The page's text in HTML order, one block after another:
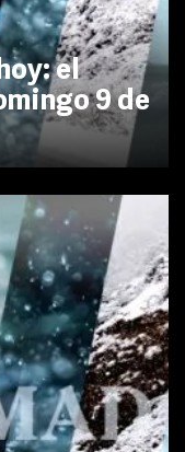
el
9 de